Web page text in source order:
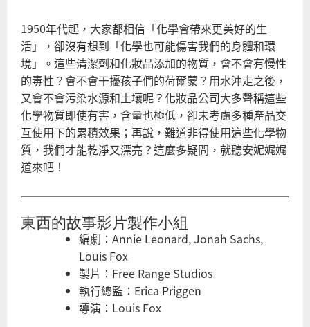
1950年代起，大家都相信「化學會帶來更美好的生
活」，卻沒有想到「化學也可能傷害我們的身體和環
境」。這些清潔劑和化妝品添加的物質，會不會有慢性
的毒性？會不會干擾孩子們的荷爾蒙？用水沖走之後，
又會不會污染水源和土壤呢？化妝品公司大多聲稱這些
化學物質即使有害，含量也極低，卻未考慮多種產品交
互使用下的累積效果；再說，難道非得使用這些化學物
質，我們才能乾淨又漂亮？這麼多疑問，就聽安妮娓娓
道來吧！
東西的故事影片製作小組
編劇：Annie Leonard, Jonah Sachs,
Louis Fox
製片：Free Range Studios
執行總監：Erica Priggen
導演：Louis Fox